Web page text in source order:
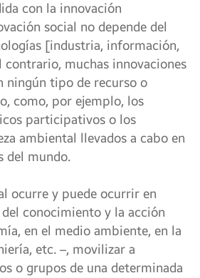
con la innovación
social no depende del
[industria, información,
muchas innovaciones
ningún tipo de recurso o
como, por ejemplo, los
participativos o los
ambiental llevados a cabo en
del mundo.
ocurre y puede ocurrir en
conocimiento y la acción
en el medio ambiente, en la
etc. –, movilizar a
o grupos de una determinada